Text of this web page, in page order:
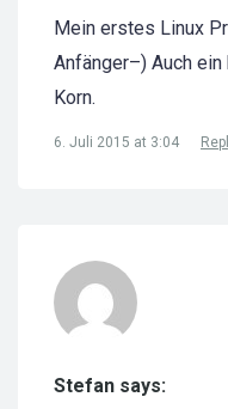
Mein erstes Linux
Anfänger–) Auch
Korn.
6. Juli 2015 at 3:04
Stefan says: